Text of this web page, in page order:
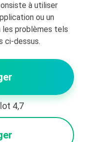
à utiliser
ou un
les problèmes tels
ci-dessus.
4,7